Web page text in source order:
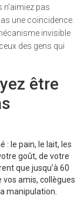
n’aimiez pas
une coïncidence.
invisible
des gens qui
être
: le pain, le lait, les
goût, de votre
que jusqu’à 60
vos amis, collègues
manipulation.